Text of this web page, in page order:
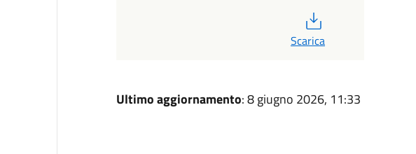
Scarica
Ultimo aggiornamento: 8 giugno 2026, 11:33